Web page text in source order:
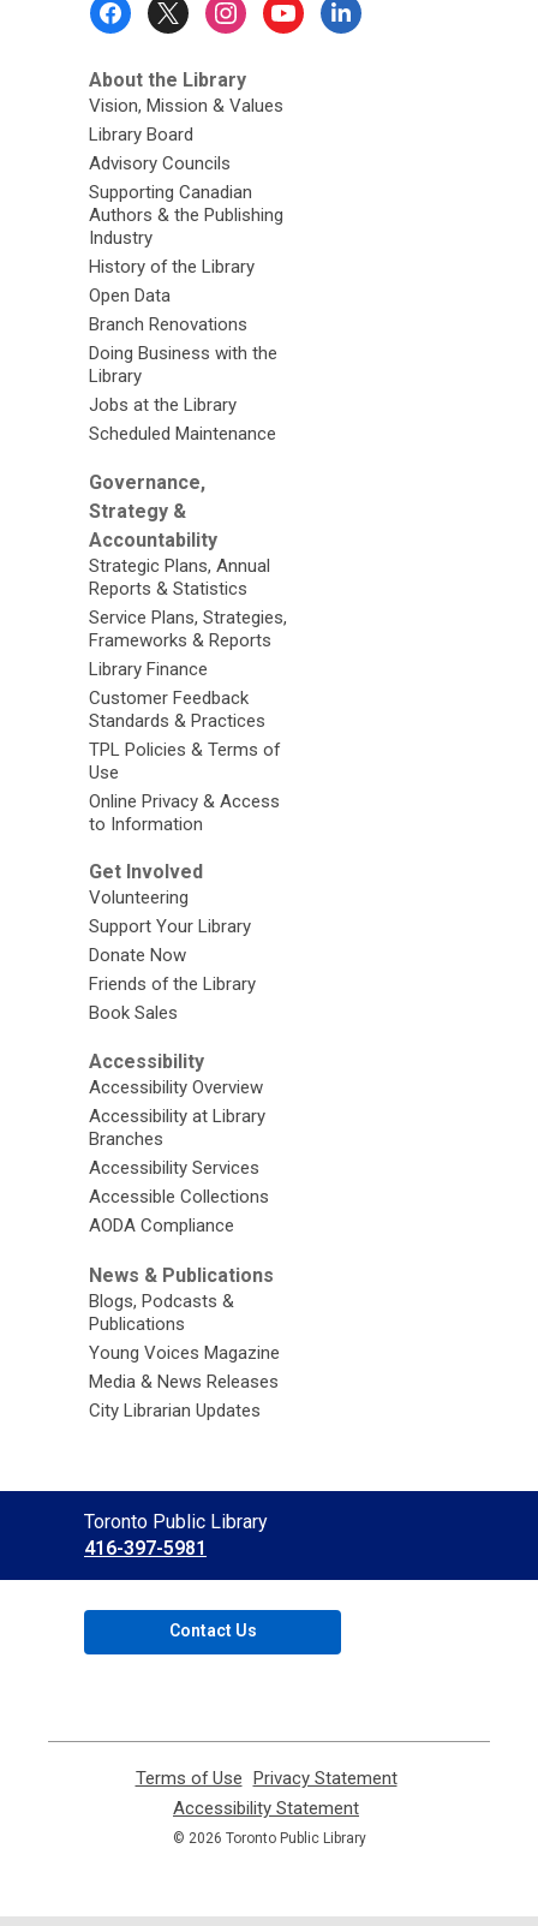
About the Library
Vision, Mission & Values
Library Board
Advisory Councils
Supporting Canadian
Authors & the Publishing
Industry
History of the Library
Open Data
Branch Renovations
Doing Business with the
Library
Jobs at the Library
Scheduled Maintenance
Governance,
Strategy &
Accountability
Strategic Plans, Annual
Reports & Statistics
Service Plans, Strategies,
Frameworks & Reports
Library Finance
Customer Feedback
Standards & Practices
TPL Policies & Terms of
Use
Online Privacy & Access
to Information
Get Involved
Volunteering
Support Your Library
Donate Now
Friends of the Library
Book Sales
Accessibility
Accessibility Overview
Accessibility at Library
Branches
Accessibility Services
Accessible Collections
AODA Compliance
News & Publications
Blogs, Podcasts &
Publications
Young Voices Magazine
Media & News Releases
City Librarian Updates
Contact
the
Library
Toronto Public Library
416-397-5981
Contact Us
Terms of Use
opens
a
new
Privacy Statement,
Accessibility Statement
opens
a
© 2026 Toronto Public Library